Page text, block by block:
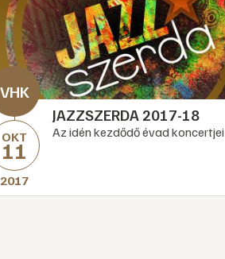
OKT
11
2017
JAZZSZERDA 2017-18
Az idén kezdődő évad koncertjei